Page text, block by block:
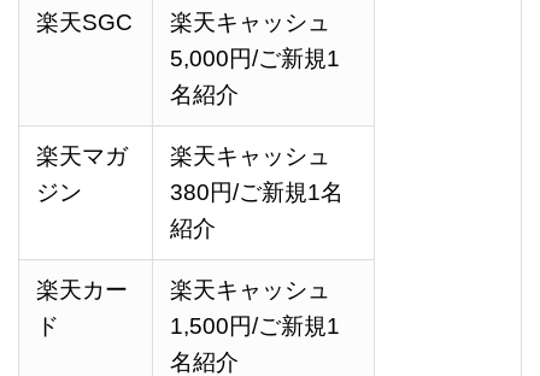
楽天SGC
楽天キャッシュ
5,000円/ご新規1
名紹介
楽天マガ
ジン
楽天キャッシュ
380円/ご新規1名
紹介
楽天カー
ド
楽天キャッシュ
1,500円/ご新規1
名紹介